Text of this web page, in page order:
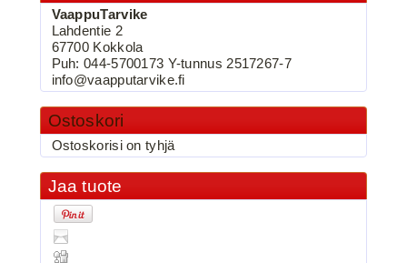
VaappuTarvike
Lahdentie 2
67700 Kokkola
Puh: 044-5700173 Y-tunnus 2517267-7
info@vaapputarvike.fi
Ostoskori
Ostoskorisi on tyhjä
Jaa tuote